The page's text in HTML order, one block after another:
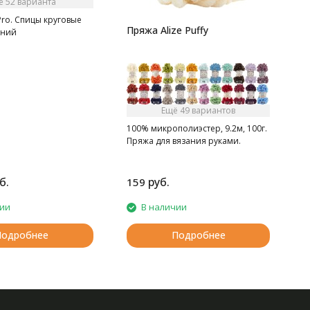
Спицы круговые
Пряжа Alize Puffy
Ещё 49 вариантов
100% микрополиэстер, 9.2м, 100г.
Пряжа для вязания руками.
159 руб.
В наличии
Подробнее